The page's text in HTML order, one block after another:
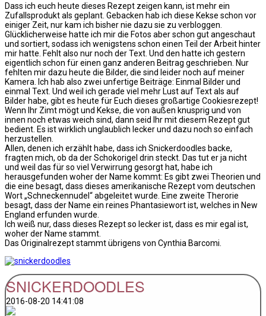
Dass ich euch heute dieses Rezept zeigen kann, ist mehr ein
Zufallsprodukt als geplant. Gebacken hab ich diese Kekse schon vor
einiger Zeit, nur kam ich bisher nie dazu sie zu verbloggen.
Glücklicherweise hatte ich mir die Fotos aber schon gut angeschaut
und sortiert, sodass ich wenigstens schon einen Teil der Arbeit hinter
mir hatte. Fehlt also nur noch der Text. Und den hatte ich gestern
eigentlich schon für einen ganz anderen Beitrag geschrieben. Nur
fehlten mir dazu heute die Bilder, die sind leider noch auf meiner
Kamera. Ich hab also zwei unfertige Beiträge: Einmal Bilder und
einmal Text. Und weil ich gerade viel mehr Lust auf Text als auf
Bilder habe, gibt es heute für Euch dieses großartige Cookiesrezept!
Wenn Ihr Zimt mögt und Kekse, die von außen knusprig und von
innen noch etwas weich sind, dann seid Ihr mit diesem Rezept gut
bedient. Es ist wirklich unglaublich lecker und dazu noch so einfach
herzustellen.
Allen, denen ich erzählt habe, dass ich Snickerdoodles backe,
fragten mich, ob da der Schokorigel drin steckt. Das tut er ja nicht
und weil das für so viel Verwirrung gesorgt hat, habe ich
herausgefunden woher der Name kommt: Es gibt zwei Theorien und
die eine besagt, dass dieses amerikanische Rezept vom deutschen
Wort „Schneckennudel“ abgeleitet wurde. Eine zweite Therorie
besagt, dass der Name ein reines Phantasiewort ist, welches in New
England erfunden wurde.
Ich weiß nur, dass dieses Rezept so lecker ist, dass es mir egal ist,
woher der Name stammt.
Das Originalrezept stammt übrigens von Cynthia Barcomi.
SNICKERDOODLES
2016-08-20 14:41:08